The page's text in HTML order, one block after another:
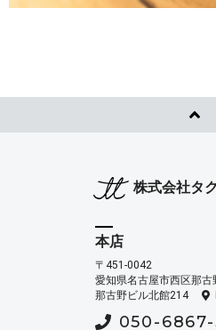
株式会社タ
本店
〒451-0042
愛知県名古屋市西区那古
那古野ビル北館214
050-